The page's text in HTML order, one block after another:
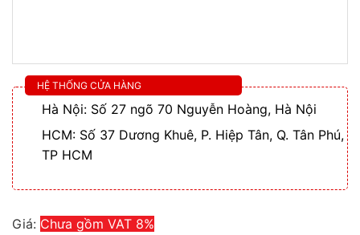
HỆ THỐNG CỬA HÀNG
Hà Nội: Số 27 ngõ 70 Nguyễn Hoàng, Hà Nội
HCM: Số 37 Dương Khuê, P. Hiệp Tân, Q. Tân Phú,
TP HCM
Giá: Chưa gồm VAT 8%